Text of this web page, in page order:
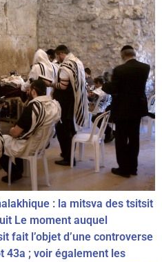
: la mitsva des tsitsit
Le moment auquel
fait l’objet d’une controverse
43a ; voir également les